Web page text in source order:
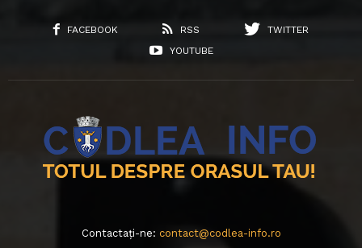
FACEBOOK RSS
TWITTER
YOUTUBE
Contactați-ne: contact@codlea-info.ro